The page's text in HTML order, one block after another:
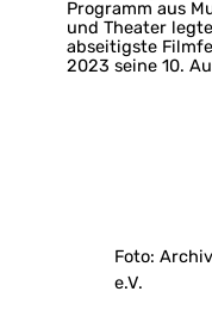
Programm aus
und Theater
abseitigste
2023 seine 10.
Foto:
e.V.